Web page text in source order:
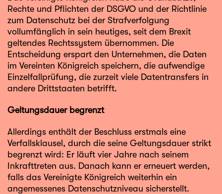
Rechte und Pflichten der DSGVO und der Richtlinie
zum Datenschutz bei der Strafverfolgung
vollumfänglich in sein heutiges, seit dem Brexit
geltendes Rechtssystem übernommen. Die
Entscheidung erspart den Unternehmen, die Daten
im Vereinten Königreich speichern, die aufwendige
Einzelfallprüfung, die zurzeit viele Datentransfers in
andere Drittstaaten betrifft.
Geltungsdauer begrenzt
Allerdings enthält der Beschluss erstmals eine
Verfallsklausel, durch die seine Geltungsdauer strikt
begrenzt wird: Er läuft vier Jahre nach seinem
Inkrafttreten aus. Danach kann er erneuert werden,
falls das Vereinigte Königreich weiterhin ein
angemessenes Datenschutzniveau sicherstellt.